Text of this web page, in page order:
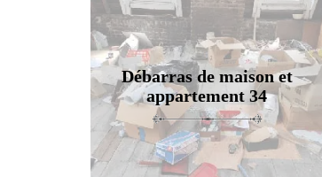
Débarras de maison et
appartement 34